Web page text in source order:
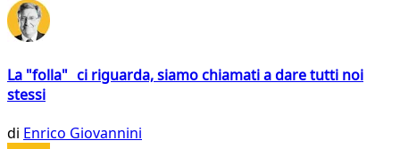
La "folla" ci riguarda, siamo chiamati a dare tutti noi
stessi
di Enrico Giovannini